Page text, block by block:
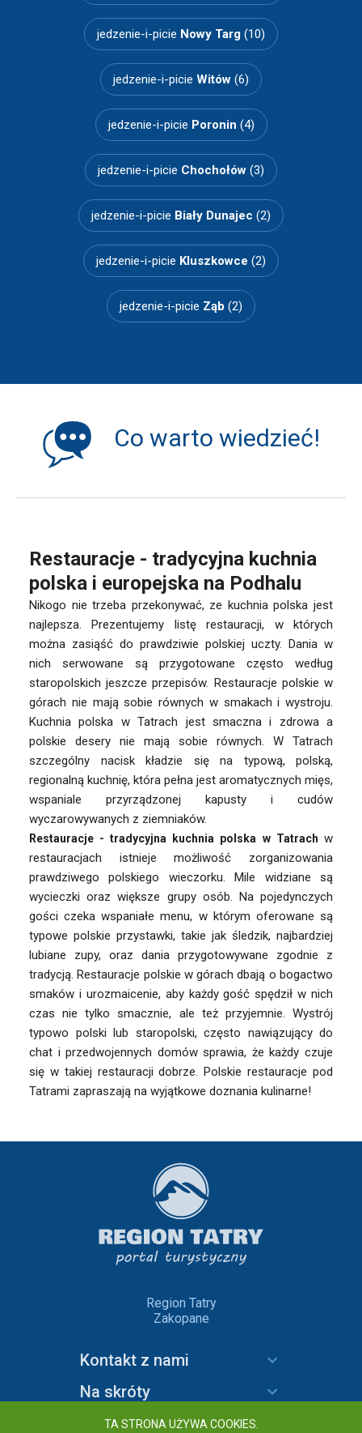
jedzenie-i-picie Nowy Targ (10)
jedzenie-i-picie Witów (6)
jedzenie-i-picie Poronin (4)
jedzenie-i-picie Chochołów (3)
jedzenie-i-picie Biały Dunajec (2)
jedzenie-i-picie Kluszkowce (2)
jedzenie-i-picie Ząb (2)
Co warto wiedzieć!
Restauracje - tradycyjna kuchnia
polska i europejska na Podhalu
Nikogo nie trzeba przekonywać, ze kuchnia polska jest
najlepsza. Prezentujemy listę restauracji, w których
można zasiąść do prawdziwie polskiej uczty. Dania w
nich serwowane są przygotowane często według
staropolskich jeszcze przepisów. Restauracje polskie w
górach nie mają sobie równych w smakach i wystroju.
Kuchnia polska w Tatrach jest smaczna i zdrowa a
polskie desery nie mają sobie równych. W Tatrach
szczególny nacisk kładzie się na typową, polską,
regionalną kuchnię, która pełna jest aromatycznych mięs,
wspaniale przyrządzonej kapusty i cudów
wyczarowywanych z ziemniaków.
Restauracje - tradycyjna kuchnia polska w Tatrach w
restauracjach istnieje możliwość zorganizowania
prawdziwego polskiego wieczorku. Mile widziane są
wycieczki oraz większe grupy osób. Na pojedynczych
gości czeka wspaniałe menu, w którym oferowane są
typowe polskie przystawki, takie jak śledzik, najbardziej
lubiane zupy, oraz dania przygotowywane zgodnie z
tradycją. Restauracje polskie w górach dbają o bogactwo
smaków i urozmaicenie, aby każdy gość spędził w nich
czas nie tylko smacznie, ale też przyjemnie. Wystrój
typowo polski lub staropolski, często nawiązujący do
chat i przedwojennych domów sprawia, że każdy czuje
się w takiej restauracji dobrze. Polskie restauracje pod
Tatrami zapraszają na wyjątkowe doznania kulinarne!
Region Tatry
Zakopane
Kontakt z nami
Na skróty
Informacje
TA STRONA UŻYWA COOKIES.